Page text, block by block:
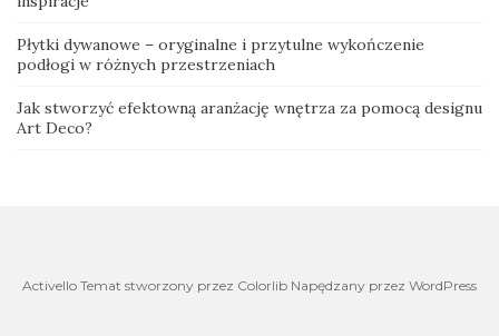
Płytki dywanowe – oryginalne i przytulne wykończenie
podłogi w różnych przestrzeniach
Jak stworzyć efektowną aranżację wnętrza za pomocą designu
Art Deco?
Activello Temat stworzony przez Colorlib Napędzany przez WordPress